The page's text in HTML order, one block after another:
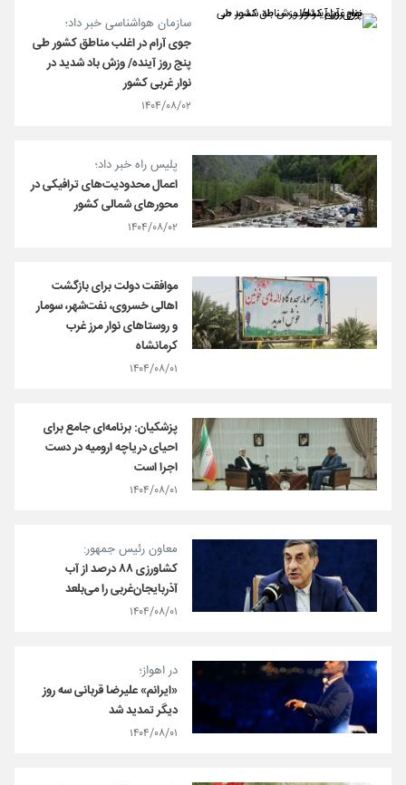
سازمان هواشناسی خبر داد؛
جوی آرام در اغلب مناطق کشور طی
پنج روز آینده/ وزش باد شدید در
نوار غربی کشور
۱۴۰۴/۰۸/۰۲
پلیس راه خبر داد؛
اعمال محدودیت‌های ترافیکی در
محورهای شمالی کشور
۱۴۰۴/۰۸/۰۲
موافقت دولت برای بازگشت
اهالی خسروی، نفت‌شهر، سومار
و روستاهای نوار مرز غرب
کرمانشاه
۱۴۰۴/۰۸/۰۱
پزشکیان: برنامه‌ای جامع برای
احیای دریاچه ارومیه در دست
اجرا است
۱۴۰۴/۰۸/۰۱
معاون رئیس جمهور:
کشاورزی ۸۸ درصد از آب
آذربایجان‌غربی را می‌بلعد
۱۴۰۴/۰۸/۰۱
در اهواز؛
«ایرانم» علیرضا قربانی سه روز
دیگر تمدید شد
۱۴۰۴/۰۸/۰۱